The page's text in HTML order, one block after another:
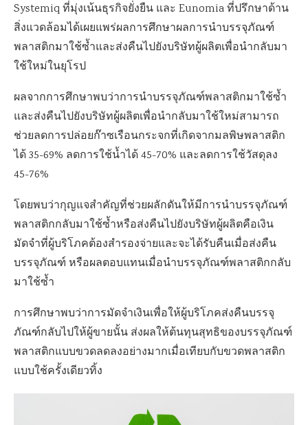
Systemiq ที่มุ่งเน้นธุรกิจยั่งยืน และ Eunomia ที่ปรึกษาด้าน
สิ่งแวดล้อมได้เผยแพร่ผลการศึกษาผลการนำบรรจุภัณฑ์
พลาสติกมาใช้ซ้ำและส่งคืนไปยังบริษัทผู้ผลิตเพื่อนำกลับมา
ใช้ใหม่ในยุโรป
ผลจากการศึกษาพบว่าการนำบรรจุภัณฑ์พลาสติกมาใช้ซ้ำ
และส่งคืนไปยังบริษัทผู้ผลิตเพื่อนำกลับมาใช้ใหม่สามารถ
ช่วยลดการปล่อยก๊าซเรือนกระจกที่เกิดจากมลพิษพลาสติก
ได้ 35-69% ลดการใช้น้ำได้ 45-70% และลดการใช้วัสดุลง
45-76%
โดยพบว่ากุญแจสำคัญที่ช่วยผลักดันให้มีการนำบรรจุภัณฑ์
พลาสติกกลับมาใช้ซ้ำหรือส่งคืนไปยังบริษัทผู้ผลิตคือเงิน
มัดจำที่ผู้บริโภคต้องสำรองจ่ายและจะได้รับคืนเมื่อส่งคืน
บรรจุภัณฑ์ หรือผลตอบแทนเมื่อนำบรรจุภัณฑ์พลาสติกกลับ
มาใช้ซ้ำ
การศึกษาพบว่าการมัดจำเงินเพื่อให้ผู้บริโภคส่งคืนบรรจุ
ภัณฑ์กลับไปให้ผู้ขายนั้น ส่งผลให้ต้นทุนสุทธิของบรรจุภัณฑ์
พลาสติกแบบขวดลดลงอย่างมากเมื่อเทียบกับขวดพลาสติก
แบบใช้ครั้งเดียวทิ้ง